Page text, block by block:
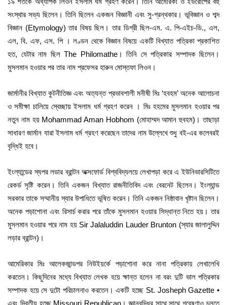
সংস্থার সভ্য ছিলেন। তিনি ছিলেন একজন বিজ্ঞানী এবং সু-গ্রন্থকার। ভূবিজ্ঞান ও শব্দ
বিজ্ঞান (Etymology) তার বিষয় ছিল। তার ডিগ্রী ছিল-এম. এ. পি-এইচ-ডি., এল,
এল, বি. এফ, এস. পি । লণ্ডন থেকে বিজ্ঞান বিষয়ে একটি বিখ্যাত পত্রিকা প্রকাশিত
হত, যেটার নাম ছিল The Philomathe। তিনি সে পত্রিকার সম্পাদক ছিলেন।
মুসলমান হওয়ার পর তার নাম প্রফেসর হারুন মোস্তফা লিওন।
জার্মানীর বিখ্যাত কুটনীতিজ্ঞ এবং অত্যন্ত প্রভাবশালী মনীষী মিঃ ‘হবহম’ অনেক আলোচনা
ও সমীক্ষা চালিয়ে স্বেচ্ছায় ইসলাম ধর্ম গ্রহণ করেন । মিঃ হহমের মুসলমান হওয়ার পর
নতুন নাম হয় Mohammad Aman Hobhom (মোহাম্মদ আমান হুবহম)। তাছাড়া
সাধারণ জার্মান যারা ইসলাম ধর্ম গ্রহণ করেছেন তাদের নাম উল্লেখে শুধু বই-এর কলেবরই
বৃদ্ধিই হবে।
ইংল্যান্ডের স্যপর লডার ব্রান্টন অক্সফোর্ড বিশ্ববিদ্যলয়ে লেখাপড়া করে এ ইউনিভারসিটিতে
রেকর্ড সৃষ্টি করেন। তিনি একজন বিখ্যাত রাজনীতিবিদ এবং বেরনেট ছিলেন। ইংল্যান্ড
সরকার তাকে সম্মানীয় স্যার উপাধিতে ভূষিত করেন। তিনি একজন নিষ্ঠাবান খৃষ্টান ছিলেন।
অনেক পড়াশোনা এবং রিসার্চ করার পরে তাঁকে মুসলমান হওয়ার সিদ্ধান্ত নিতে হয়। তার
মুসলমান হওয়ার পরে নাম হয় Sir Jalaluddin Lauder Brunton (স্যার জালালুদ্দিন
লড়ার ব্রান্টন)।
আমেরিকার মিঃ আলেকজান্ডপর নিউইয়র্কে পড়াশোনা করে নানা পত্রিকায় লেখালেখি
করতেন। কিছুদিনের মধ্যে বিখ্যাত লেখক হয়ে ক্ষান্ত হলেন না বরং দুটি ভাল পত্রিকার
সম্পাদক হয়ে সে দুটো পরিচালনাও করতেন। একটি হচ্ছে St. Josheph Gazette •
এবং দ্বিতীয় হচ্ছে Missouri Republican। জ্ঞানবৃদ্ধির সাথে সাথে গবেষণাও চলতে